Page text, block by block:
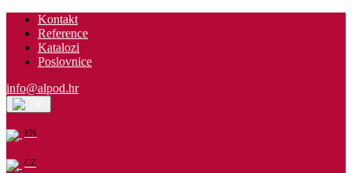
Kontakt
Reference
Katalozi
Poslovnice
info@alpod.hr
EN
CZ